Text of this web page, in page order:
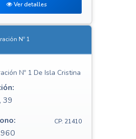
Ver detalles
Nº 1
Nº 1 De Isla Cristina
39
CP: 21410